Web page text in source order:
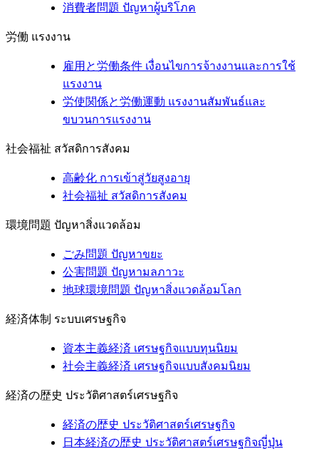
消費者問題 ปัญหาผู้บริโภค
労働 แรงงาน
雇用と労働条件 เงื่อนไขการจ้างงานและการใช้
แรงงาน
労使関係と労働運動 แรงงานสัมพันธ์และ
ขบวนการแรงงาน
社会福祉 สวัสดิการสังคม
高齢化 การเข้าสู่วัยสูงอายุ
社会福祉 สวัสดิการสังคม
環境問題 ปัญหาสิ่งแวดล้อม
ごみ問題 ปัญหาขยะ
公害問題 ปัญหามลภาวะ
地球環境問題 ปัญหาสิ่งแวดล้อมโลก
経済体制 ระบบเศรษฐกิจ
資本主義経済 เศรษฐกิจแบบทุนนิยม
社会主義経済 เศรษฐกิจแบบสังคมนิยม
経済の歴史 ประวัติศาสตร์เศรษฐกิจ
経済の歴史 ประวัติศาสตร์เศรษฐกิจ
日本経済の歴史 ประวัติศาสตร์เศรษฐกิจญี่ปุ่น